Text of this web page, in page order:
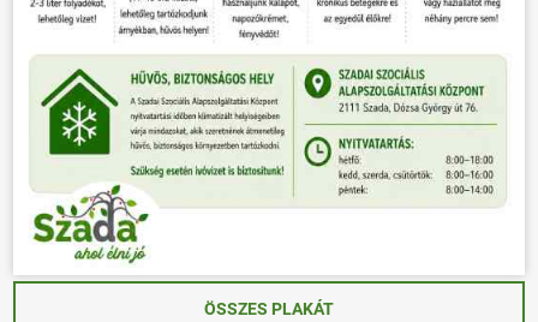
ÖSSZES PLAKÁT